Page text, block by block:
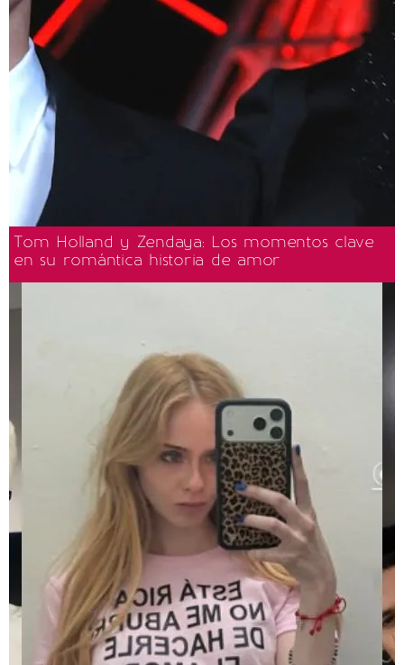
Tom Holland y Zendaya: Los momentos clave
en su romántica historia de amor